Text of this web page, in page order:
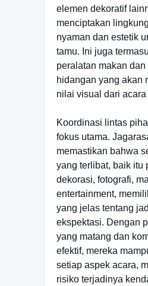
elemen dekoratif
menciptakan
nyaman dan estetik
tamu. Ini juga
peralatan makan
hidangan yang akan
nilai visual dari acara
Koordinasi lintas
fokus utama.
memastikan bahwa
yang terlibat, baik itu
dekorasi, fotografi,
entertainment,
yang jelas tentang
ekspektasi. Dengan
yang matang dan
efektif, mereka
setiap aspek acara,
risiko terjadinya